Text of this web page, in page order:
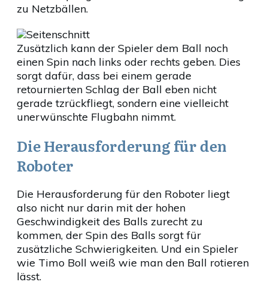
zu Netzbällen.
Seitenschnitt
Zusätzlich kann der Spieler dem Ball noch
einen Spin nach links oder rechts geben. Dies
sorgt dafür, dass bei einem gerade
retournierten Schlag der Ball eben nicht
gerade tzrückfliegt, sondern eine vielleicht
unerwünschte Flugbahn nimmt.
Die Herausforderung für den
Roboter
Die Herausforderung für den Roboter liegt
also nicht nur darin mit der hohen
Geschwindigkeit des Balls zurecht zu
kommen, der Spin des Balls sorgt für
zusätzliche Schwierigkeiten. Und ein Spieler
wie Timo Boll weiß wie man den Ball rotieren
lässt.